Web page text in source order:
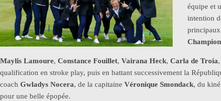
équipe et
intention
Maylis Lamoure, Constance Fouillet, Vairana Heck, Carla de Troia
qualification en stroke play, puis en battant successivement la
coach Gwladys Nocera, de la capitaine Véronique Smondack, du
pour une belle épopée.